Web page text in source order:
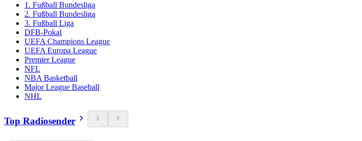
1. Fußball Bundesliga
2. Fußball Bundesliga
3. Fußball Liga
DFB-Pokal
UEFA Champions League
UEFA Europa League
Premier League
NFL
NBA Basketball
Major League Baseball
NHL
Top Radiosender